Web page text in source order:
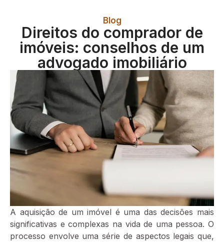
Blog
Direitos do comprador de
imóveis: conselhos de um
advogado imobiliário
A aquisição de um imóvel é uma das decisões mais
significativas e complexas na vida de uma pessoa. O
processo envolve uma série de aspectos legais que,